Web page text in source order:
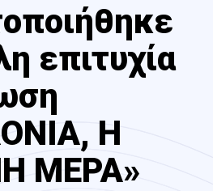
επιτυχία
Η
ΜΕΡΑ»